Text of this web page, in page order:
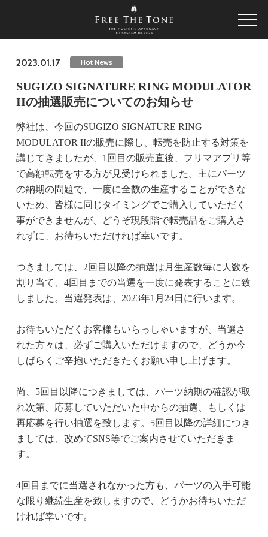
2023.01.17 Hot News
SUGIZO SIGNATURE RING MODULATOR
IIの抽選販売についてのお知らせ
弊社は、今回のSUGIZO SIGNATURE RING
MODULATOR IIの販売に際し、転売を防止する対策を
講じてきましたが、1回目の販売直後、フリマアプリ等
で高額転売をする方が見受けられました。主にパーツ
の納期の問題で、一度に全数の生産することができな
いため、皆様に同じタイミングでご購入していただく
事ができませんが、どうぞ現段階で転売品をご購入さ
れずに、お待ちいただければ幸いです。
つきましては、2回目以降の抽選は月生産数毎に人数を
割り当て、4回目までの当選を一度に発表することに致
しました。当選発表は、2023年1月24日に行います。
お待ちいただくお客様もいらっしゃいますが、当選さ
れた方々は、必ずご購入いただけますので、どうか今
しばらくご辛抱いただきたくお願い申し上げます。
尚、5回目以降につきましては、パーツ納期の確認が取
れ次第、応募していただいた中からの抽選、もしくは
再応募を行い抽選を致します。5回目以降の詳細につき
ましては、改めてSNS等でご案内させていただきま
す。
4回目までに当選されなかった方も、パーツの入手可能
な限り継続生産を致しますので、どうかお待ちいただ
ければ幸いです。